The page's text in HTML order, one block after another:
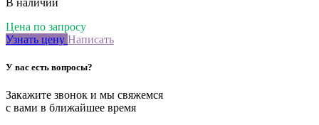
Цена по запросу
Узнать цену Написать
У вас есть вопросы?
Закажите звонок и мы свяжемся
с вами в ближайшее время